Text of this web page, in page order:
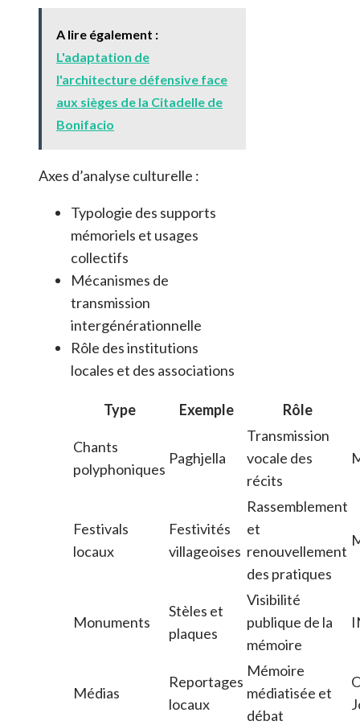
A lire également :
L'adaptation de
l'architecture défensive face
aux sièges de la Citadelle de
Bonifacio
Axes d’analyse culturelle :
Typologie des supports
mémoriels et usages
collectifs
Mécanismes de
transmission
intergénérationnelle
Rôle des institutions
locales et des associations
Type Exemple Rôle
Chants
polyphoniques
Paghjella
Transmission
vocale des
récits
Festivals
locaux
Festivités
villageoises
Rassemblement
et
renouvellement
des pratiques
Monuments
Stèles et
plaques
Visibilité
publique de la
mémoire
Médias
Reportages
locaux
Mémoire
médiatisée et
débat